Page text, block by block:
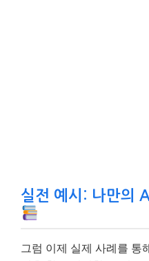
학 관련 서적 읽기
고민:
본업 외에 의미